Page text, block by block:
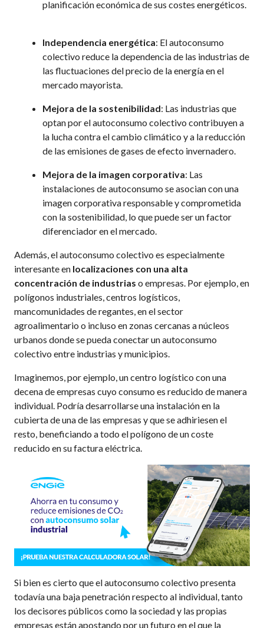
planificación económica de sus costes energéticos.
Independencia energética: El autoconsumo
colectivo reduce la dependencia de las industrias de
las fluctuaciones del precio de la energía en el
mercado mayorista.
Mejora de la sostenibilidad: Las industrias que
optan por el autoconsumo colectivo contribuyen a
la lucha contra el cambio climático y a la reducción
de las emisiones de gases de efecto invernadero.
Mejora de la imagen corporativa: Las
instalaciones de autoconsumo se asocian con una
imagen corporativa responsable y comprometida
con la sostenibilidad, lo que puede ser un factor
diferenciador en el mercado.
Además, el autoconsumo colectivo es especialmente
interesante en localizaciones con una alta
concentración de industrias o empresas. Por ejemplo, en
polígonos industriales, centros logísticos,
mancomunidades de regantes, en el sector
agroalimentario o incluso en zonas cercanas a núcleos
urbanos donde se pueda conectar un autoconsumo
colectivo entre industrias y municipios.
Imaginemos, por ejemplo, un centro logístico con una
decena de empresas cuyo consumo es reducido de manera
individual. Podría desarrollarse una instalación en la
cubierta de una de las empresas y que se adhiriesen el
resto, beneficiando a todo el polígono de un coste
reducido en su factura eléctrica.
Si bien es cierto que el autoconsumo colectivo presenta
todavía una baja penetración respecto al individual, tanto
los decisores públicos como la sociedad y las propias
empresas están apostando por un futuro en el que la